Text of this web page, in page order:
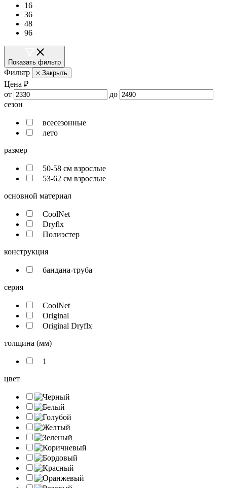
16
36
48
96
Показать фильтр
Фильтр Закрыть
Цена ₽
от
до
сезон
всесезонные
лето
размер
50-58 см взрослые
53-62 см взрослые
основной материал
CoolNet
Dryflx
Полиэстер
конструкция
бандана-труба
серия
CoolNet
Original
Original Dryflx
толщина (мм)
1
цвет